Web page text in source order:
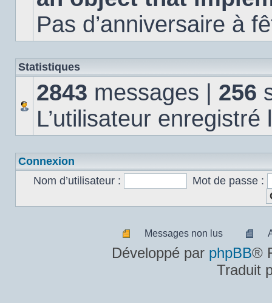
Pas d’anniversaire à
Statistiques
2843 messages | 256
L’utilisateur
Connexion
Nom d’utilisateur :
Mot de passe :
Messages
non
Messages non lus
lu
Développé par phpBB®
Traduit